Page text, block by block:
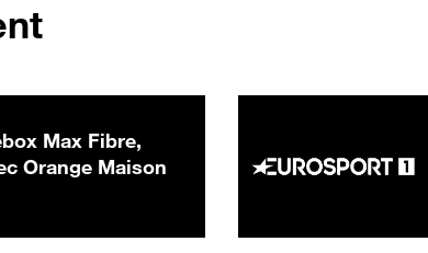
Max Fibre,
par mois
Orange Maison